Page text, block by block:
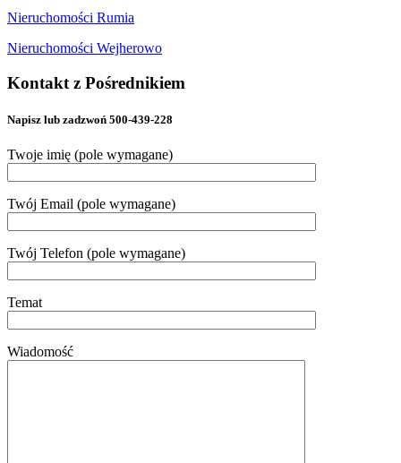
Nieruchomości Rumia
Nieruchomości Wejherowo
Kontakt z Pośrednikiem
Napisz lub zadzwoń 500-439-228
Twoje imię (pole wymagane)
Twój Email (pole wymagane)
Twój Telefon (pole wymagane)
Temat
Wiadomość